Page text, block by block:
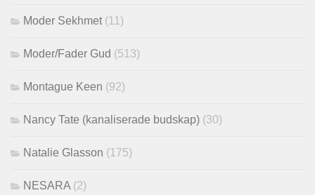
Moder Sekhmet (11)
Moder/Fader Gud (513)
Montague Keen (92)
Nancy Tate (kanaliserade budskap) (30)
Natalie Glasson (175)
NESARA (2)